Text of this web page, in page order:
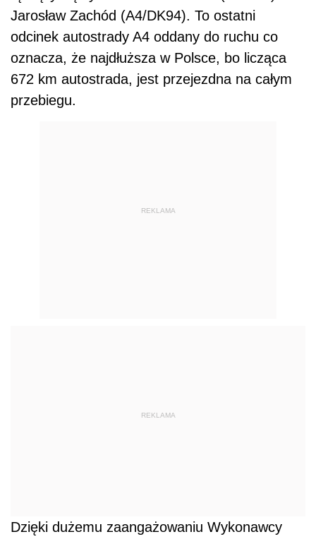
Jarosław Zachód (A4/DK94). To ostatni
odcinek autostrady A4 oddany do ruchu co
oznacza, że najdłuższa w Polsce, bo licząca
672 km autostrada, jest przejezdna na całym
przebiegu.
REKLAMA
REKLAMA
Dzięki dużemu zaangażowaniu Wykonawcy